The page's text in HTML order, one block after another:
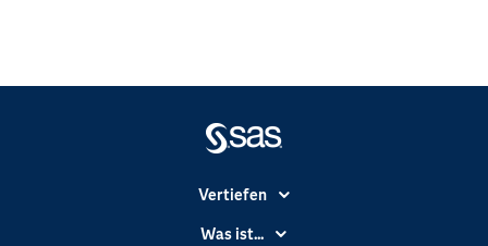
Vertiefen
Branchen
Was ist...